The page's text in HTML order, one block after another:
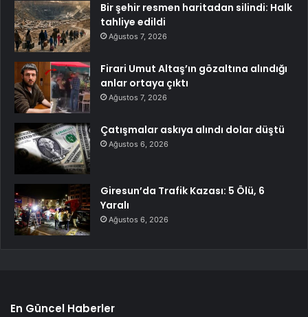
Bir şehir resmen haritadan silindi: Halk
tahliye edildi
Ağustos 7, 2026
Firari Umut Altaş’ın gözaltına alındığı
anlar ortaya çıktı
Ağustos 7, 2026
Çatışmalar askıya alındı dolar düştü
Ağustos 6, 2026
Giresun’da Trafik Kazası: 5 Ölü, 6
Yaralı
Ağustos 6, 2026
En Güncel Haberler